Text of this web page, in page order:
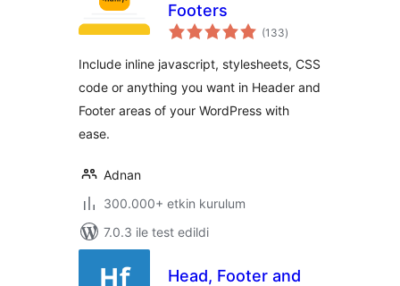
Footers
(133toplam
puan
)
Include inline javascript, stylesheets, CSS
code or anything you want in Header and
Footer areas of your WordPress with
ease.
Adnan
300.000+ etkin kurulum
7.0.3 ile test edildi
Head, Footer and